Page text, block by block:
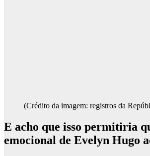
(Crédito da imagem: registros da
E acho que isso permitiria
emocional de Evelyn Hugo